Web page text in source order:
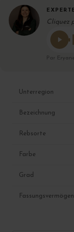
Cliquez
Par
Unterregion
Bezeichnung
Rebsorte
Farbe
Grad
Fassungsvermögen